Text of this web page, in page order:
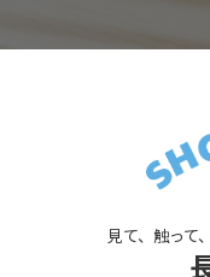
見て、触って